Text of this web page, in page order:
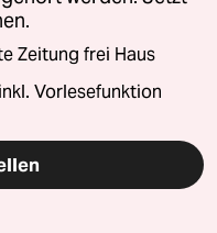
Zeitung frei Haus
Vorlesefunktion